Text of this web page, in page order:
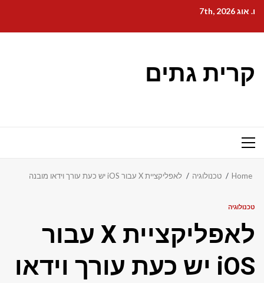
content
ו. אוג 7th, 2026
קרית גתים
Primary
Home טכנולוגיה לאפליקציית X עבור iOS יש כעת עורך וידאו מובנה
טכנולוגיה
לאפליקציית X עבור
iOS יש כעת עורך וידאו